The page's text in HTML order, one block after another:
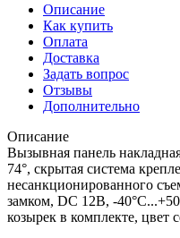
Описание
Как купить
Оплата
Доставка
Задать вопрос
Отзывы
Дополнительно
Описание
Вызывная панель
74°, cкрытая система
несанкционированного
замком, DC 12В, -
козырек в комплекте, цвет